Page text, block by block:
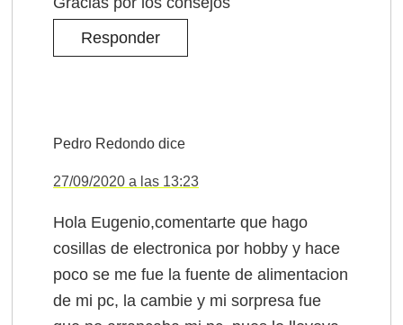
Responder
Pedro Redondo dice
27/09/2020 a las 13:23
Hola Eugenio,comentarte que hago
cosillas de electronica por hobby y hace
poco se me fue la fuente de alimentacion
de mi pc, la cambie y mi sorpresa fue